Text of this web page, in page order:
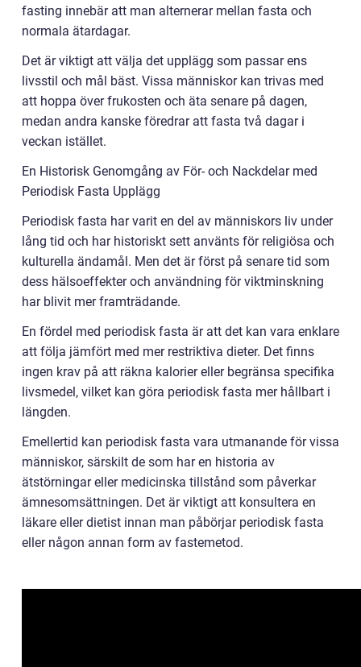
fasting innebär att man alternerar mellan fasta och
normala ätardagar.
Det är viktigt att välja det upplägg som passar ens
livsstil och mål bäst. Vissa människor kan trivas med
att hoppa över frukosten och äta senare på dagen,
medan andra kanske föredrar att fasta två dagar i
veckan istället.
En Historisk Genomgång av För- och Nackdelar med
Periodisk Fasta Upplägg
Periodisk fasta har varit en del av människors liv under
lång tid och har historiskt sett använts för religiösa och
kulturella ändamål. Men det är först på senare tid som
dess hälsoeffekter och användning för viktminskning
har blivit mer framträdande.
En fördel med periodisk fasta är att det kan vara enklare
att följa jämfört med mer restriktiva dieter. Det finns
ingen krav på att räkna kalorier eller begränsa specifika
livsmedel, vilket kan göra periodisk fasta mer hållbart i
längden.
Emellertid kan periodisk fasta vara utmanande för vissa
människor, särskilt de som har en historia av
ätstörningar eller medicinska tillstånd som påverkar
ämnesomsättningen. Det är viktigt att konsultera en
läkare eller dietist innan man påbörjar periodisk fasta
eller någon annan form av fastemetod.